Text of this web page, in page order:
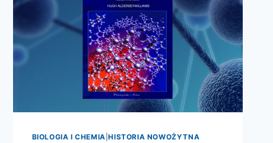
BIOLOGIA I CHEMIA |HISTORIA NOWOŻYTNA